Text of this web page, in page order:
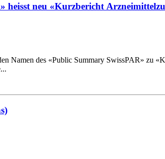
heisst neu «Kurzbericht
«Public Summary SwissPAR» zu «Kurzbericht
...